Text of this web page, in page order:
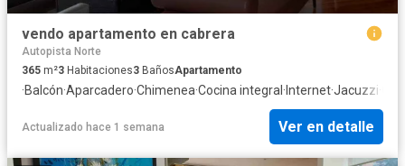
vendo apartamento en cabrera
Autopista Norte
365 m²3 Habitaciones3 BañosApartamento
·Balcón·Aparcadero·Chimenea·Cocina integral · Internet·Jacuzzi
Actualizado hace 1 semana Ver en detalle